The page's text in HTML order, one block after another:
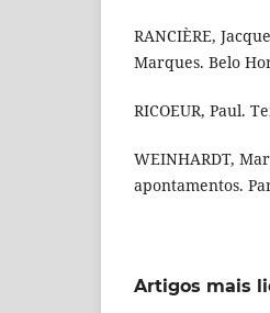
RANCIÈRE,
Marques. Belo
RICOEUR, Paul.
WEINHARDT,
apontamentos.
Artigos mais